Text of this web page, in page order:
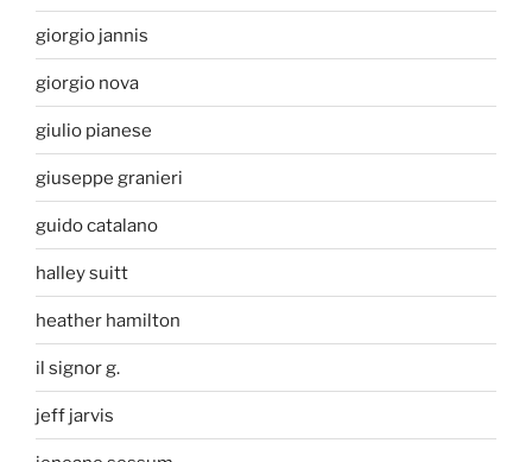
giorgio jannis
giorgio nova
giulio pianese
giuseppe granieri
guido catalano
halley suitt
heather hamilton
il signor g.
jeff jarvis